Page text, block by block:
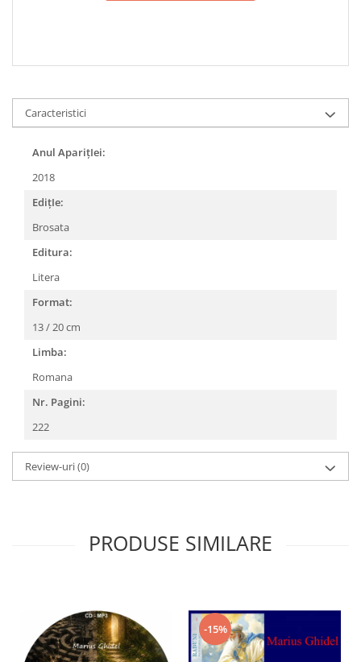
Caracteristici
Anul AparițIei:
2018
EdițIe:
Brosata
Editura:
Litera
Format:
13 / 20 cm
Limba:
Romana
Nr. Pagini:
222
Review-uri(0)
PRODUSE SIMILARE
-15%